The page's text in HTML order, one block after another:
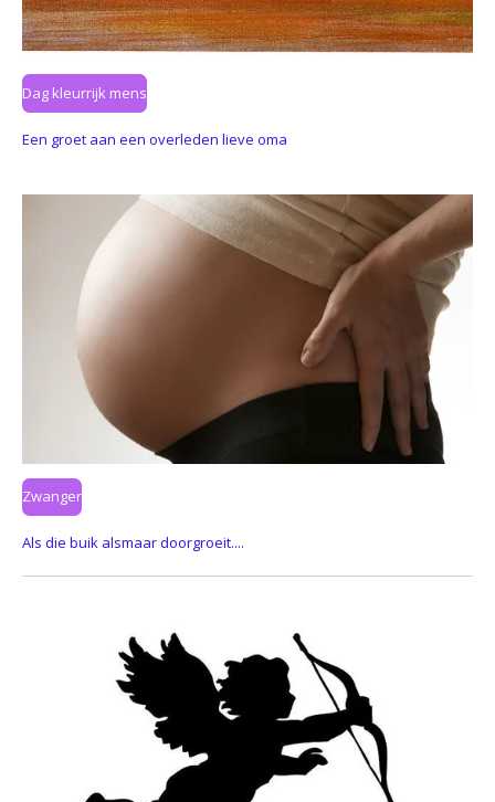
Dag kleurrijk mens
Een groet aan een overleden lieve oma
Zwanger
Als die buik alsmaar doorgroeit....